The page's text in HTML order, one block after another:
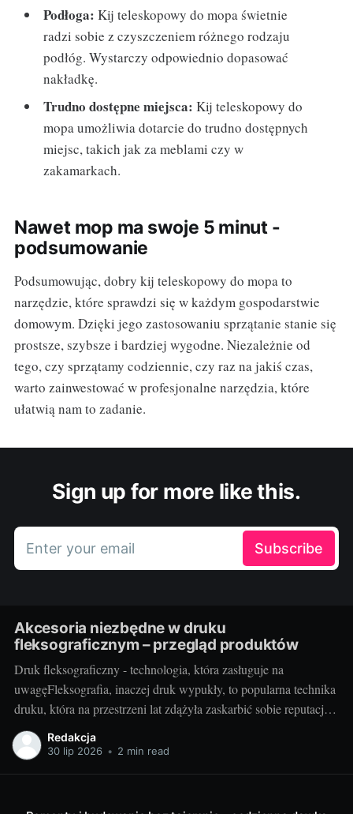
Podłoga: Kij teleskopowy do mopa świetnie
radzi sobie z czyszczeniem różnego rodzaju
podłóg. Wystarczy odpowiednio dopasować
nakładkę.
Trudno dostępne miejsca: Kij teleskopowy do
mopa umożliwia dotarcie do trudno dostępnych
miejsc, takich jak za meblami czy w
zakamarkach.
Nawet mop ma swoje 5 minut -
podsumowanie
Podsumowując, dobry kij teleskopowy do mopa to
narzędzie, które sprawdzi się w każdym gospodarstwie
domowym. Dzięki jego zastosowaniu sprzątanie stanie się
prostsze, szybsze i bardziej wygodne. Niezależnie od
tego, czy sprzątamy codziennie, czy raz na jakiś czas,
warto zainwestować w profesjonalne narzędzia, które
ułatwią nam to zadanie.
Sign up for more like this.
Enter your email Subscribe
Akcesoria niezbędne w druku
fleksograficznym – przegląd produktów
Druk fleksograficzny - technologia, która zasługuje na
uwagęFleksografia, inaczej druk wypukły, to popularna technika
druku, która na przestrzeni lat zdążyła zaskarbić sobie reputację
niezawodności i efektywności. Z jej pomocą wykonywane są
etykiety, opakowania, a także różnego rodzaju nadruki. Jako
Redakcja
30 lip 2026 • 2 min read